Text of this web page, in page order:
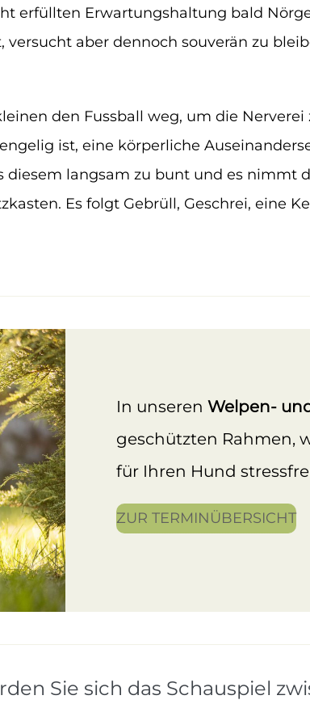
erfüllten Erwartungshaltung bald
aber dennoch souverän zu
den Fussball weg, um die Nerverei
ist, eine körperliche
langsam zu bunt und es nimmt
Es folgt Gebrüll, Geschrei, eine
In unseren Welpen-
geschützten Rahmen,
für Ihren Hund
ZUR TERMINÜBERSICHT
Sie sich das Schauspiel